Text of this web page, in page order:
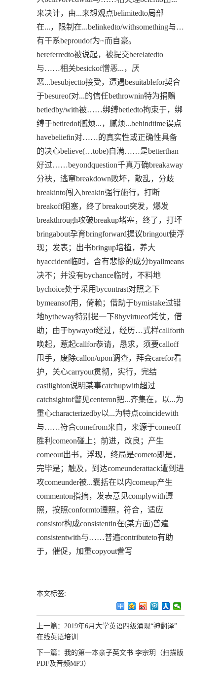
来决计，由...来想观点belimitedto局部
在...，限制在...belinkedto/withsomething与…
有干系beproudof为~而自豪。
bereferredto被说起，被提交berelatedto
与……相关besickof憎恶...，厌
恶...besubjectto接受，遭遇besuitablefor契合
于besureof对...的信任bethrownin特为捐赠
betiedby/with被……绑缚betiedto拘束于，绑
缚于betiredof腻烦...，腻烦...behindtime误点
havebeliefin对……的真实性或正确性具备
的决心believe(…tobe)自满……是betterthan
好过……beyondquestion千真万确breakaway
分袂，逃窜breakdown败坏，散乱，分歧
breakinto闯入breakin强行施行，打断
breakoff阻塞，终了breakout突发，爆发
breakthrough攻破breakup堵塞，终了，打坏
bringabout孕育bringforward提议bringout使浮
现；发表；出书bringup培植，养大
byaccident临时，含有悲惨的成分byallmeans
决不；并没有bychance临时，不料地
bychoice处于采用bycontrast对照之下
bymeansof用，倚赖；借助于bymistake过错
地bytheway特别提一下8byvirtueof凭仗，借
助；由于bywayof经过，经历…式样callforth
唤起，惹起callfor恭请，恳求，须要calloff
甩手，废除callon/upon调查，拜会carefor看
护，关心carryout贯彻，实行，完结
castlighton说明某事catchupwith超过
catchsightof瞥见centeron把...齐集在，以...为
重心characterizedby以...为特点coincidewith
与……符合comefrom来自，来源于comeoff
胜利comeon碰上；前进，改良；产生
comeout出书，浮现，终局是cometo即是，
完毕是；触及，到达comeunderattack遭到进
攻comeunder被...囊括在以内comeup产生
commenton指摘，发表意见complywith遵
照，按照conformto遵照，符合，适应
consistof构成consistentin在(某方面)普遍
consistentwith与……普遍contributeto有助
于，催促，加重copyout誊写
本文标签:
上一篇： 2019年6月大学英语四级涌现“神翻译”_
在线英语培训
下一篇： 我的第一本亲子英文书 李宗玥（扫描版
PDF及音频MP3）